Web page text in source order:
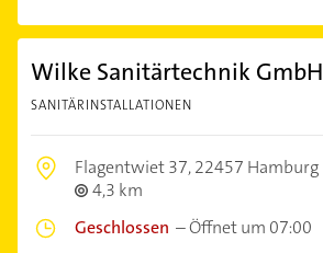
Wilke Sanitärtechnik GmbH
SANITÄRINSTALLATIONEN
Flagentwiet 37,22457 Hamburg
4,3 km
Geschlossen –Öffnet um 07:00